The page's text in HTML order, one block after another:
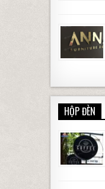
HỘP ĐÈN